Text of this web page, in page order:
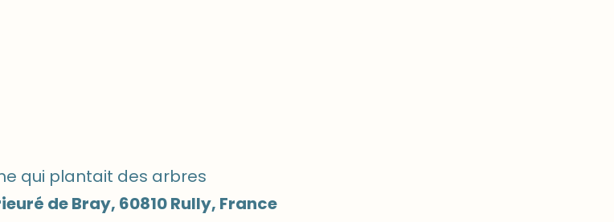
qui plantait des arbres
de Bray, 60810 Rully, France